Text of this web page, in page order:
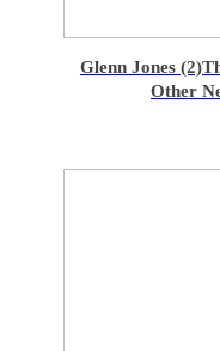
Glenn Jones (2)
Other